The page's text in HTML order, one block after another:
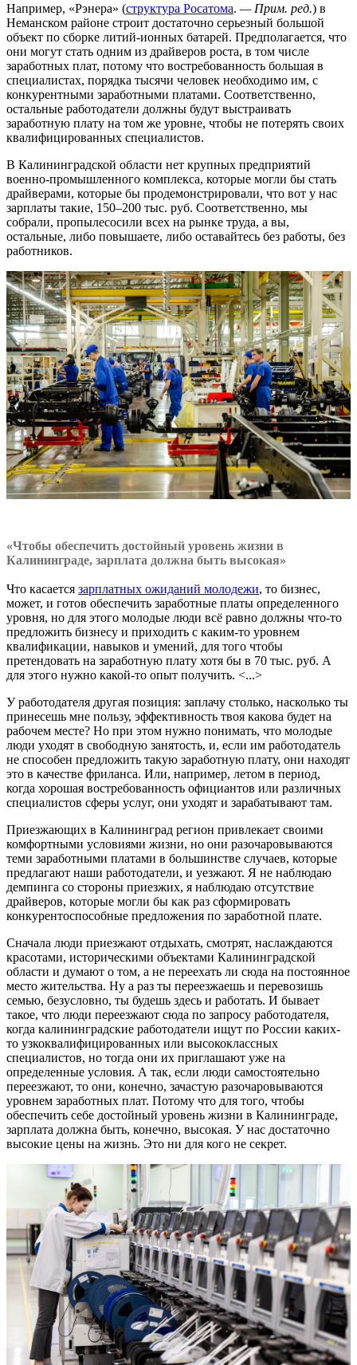
Например, «Рэнера» (структура Росатома. — Прим. ред.) в
Неманском районе строит достаточно серьезный большой
объект по сборке литий-ионных батарей. Предполагается, что
они могут стать одним из драйверов роста, в том числе
заработных плат, потому что востребованность большая в
специалистах, порядка тысячи человек необходимо им, с
конкурентными заработными платами. Соответственно,
остальные работодатели должны будут выстраивать
заработную плату на том же уровне, чтобы не потерять своих
квалифицированных специалистов.
В Калининградской области нет крупных предприятий
военно-промышленного комплекса, которые могли бы стать
драйверами, которые бы продемонстрировали, что вот у нас
зарплаты такие, 150–200 тыс. руб. Соответственно, мы
собрали, пропылесосили всех на рынке труда, а вы,
остальные, либо повышаете, либо оставайтесь без работы, без
работников.
«Чтобы обеспечить достойный уровень жизни в
Калининграде, зарплата должна быть высокая»
Что касается зарплатных ожиданий молодежи, то бизнес,
может, и готов обеспечить заработные платы определенного
уровня, но для этого молодые люди всё равно должны что-то
предложить бизнесу и приходить с каким-то уровнем
квалификации, навыков и умений, для того чтобы
претендовать на заработную плату хотя бы в 70 тыс. руб. А
для этого нужно какой-то опыт получить. <...>
У работодателя другая позиция: заплачу столько, насколько ты
принесешь мне пользу, эффективность твоя какова будет на
рабочем месте? Но при этом нужно понимать, что молодые
люди уходят в свободную занятость, и, если им работодатель
не способен предложить такую заработную плату, они находят
это в качестве фриланса. Или, например, летом в период,
когда хорошая востребованность официантов или различных
специалистов сферы услуг, они уходят и зарабатывают там.
Приезжающих в Калининград регион привлекает своими
комфортными условиями жизни, но они разочаровываются
теми заработными платами в большинстве случаев, которые
предлагают наши работодатели, и уезжают. Я не наблюдаю
демпинга со стороны приезжих, я наблюдаю отсутствие
драйверов, которые могли бы как раз сформировать
конкурентоспособные предложения по заработной плате.
Сначала люди приезжают отдыхать, смотрят, наслаждаются
красотами, историческими объектами Калининградской
области и думают о том, а не переехать ли сюда на постоянное
место жительства. Ну а раз ты переезжаешь и перевозишь
семью, безусловно, ты будешь здесь и работать. И бывает
такое, что люди переезжают сюда по запросу работодателя,
когда калининградские работодатели ищут по России каких-
то узкоквалифицированных или высококлассных
специалистов, но тогда они их приглашают уже на
определенные условия. А так, если люди самостоятельно
переезжают, то они, конечно, зачастую разочаровываются
уровнем заработных плат. Потому что для того, чтобы
обеспечить себе достойный уровень жизни в Калининграде,
зарплата должна быть, конечно, высокая. У нас достаточно
высокие цены на жизнь. Это ни для кого не секрет.